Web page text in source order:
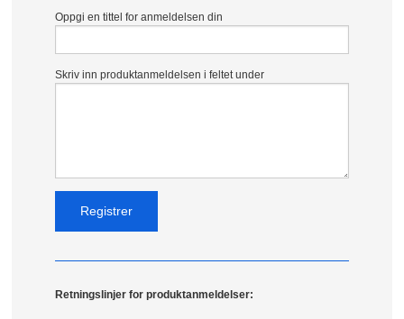
Oppgi en tittel for anmeldelsen din
Skriv inn produktanmeldelsen i feltet under
Retningslinjer for produktanmeldelser: